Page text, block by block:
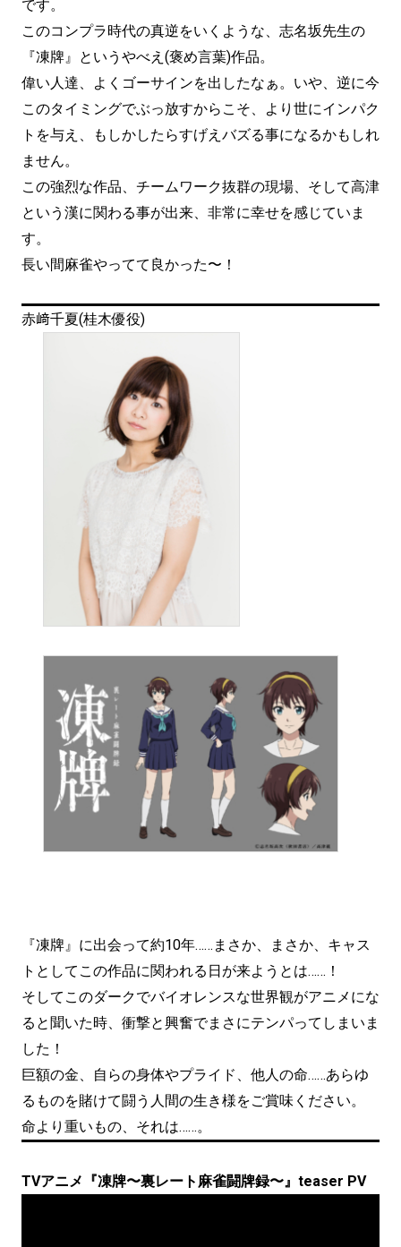
です。
このコンプラ時代の真逆をいくような、志名坂先生の
『凍牌』というやべえ(褒め言葉)作品。
偉い人達、よくゴーサインを出したなぁ。いや、逆に今
このタイミングでぶっ放すからこそ、より世にインパク
トを与え、もしかしたらすげえバズる事になるかもしれ
ません。
この強烈な作品、チームワーク抜群の現場、そして高津
という漢に関わる事が出来、非常に幸せを感じていま
す。
長い間麻雀やってて良かった〜！
赤﨑千夏(桂木優役)
『凍牌』に出会って約10年……まさか、まさか、キャス
トとしてこの作品に関われる日が来ようとは……！
そしてこのダークでバイオレンスな世界観がアニメにな
ると聞いた時、衝撃と興奮でまさにテンパってしまいま
した！
巨額の金、自らの身体やプライド、他人の命……あらゆ
るものを賭けて闘う人間の生き様をご賞味ください。
命より重いもの、それは……。
TVアニメ『凍牌〜裏レート麻雀闘牌録〜』teaser PV